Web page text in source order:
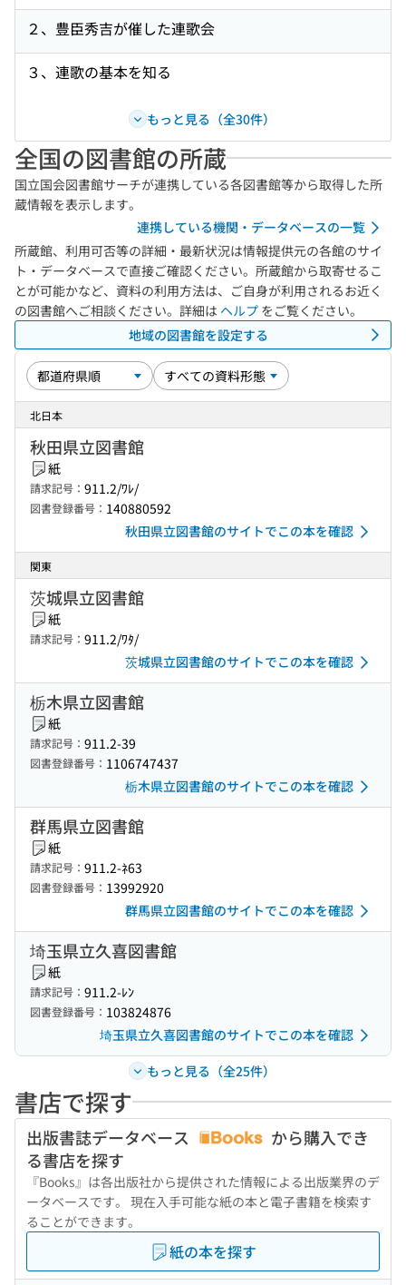
２、豊臣秀吉が催した連歌会
３、連歌の基本を知る
もっと見る（全30件）
全国の図書館の所蔵
国立国会図書館サーチが連携している各図書館等から取得した所
蔵情報を表示します。
連携している機関・データベースの一覧
所蔵館、利用可否等の詳細・最新状況は情報提供元の各館のサイ
ト・データベースで直接ご確認ください。所蔵館から取寄せるこ
とが可能かなど、資料の利用方法は、ご自身が利用されるお近く
の図書館へご相談ください。詳細は ヘルプ をご覧ください。
地域の図書館を設定する
北日本
秋田県立図書館
紙
請求記号： 911.2/ﾜﾚ/
図書登録番号： 140880592
秋田県立図書館のサイトでこの本を確認
関東
茨城県立図書館
紙
請求記号： 911.2/ﾜﾀ/
茨城県立図書館のサイトでこの本を確認
栃木県立図書館
紙
請求記号： 911.2-39
図書登録番号： 1106747437
栃木県立図書館のサイトでこの本を確認
群馬県立図書館
紙
請求記号： 911.2-ﾈ63
図書登録番号： 13992920
群馬県立図書館のサイトでこの本を確認
埼玉県立久喜図書館
紙
請求記号： 911.2-ﾚﾝ
図書登録番号： 103824876
埼玉県立久喜図書館のサイトでこの本を確認
もっと見る（全25件）
書店で探す
出版書誌データベース
から購入でき
る書店を探す
『Books』は各出版社から提供された情報による出版業界のデ
ータベースです。 現在入手可能な紙の本と電子書籍を検索す
ることができます。
紙の本を探す